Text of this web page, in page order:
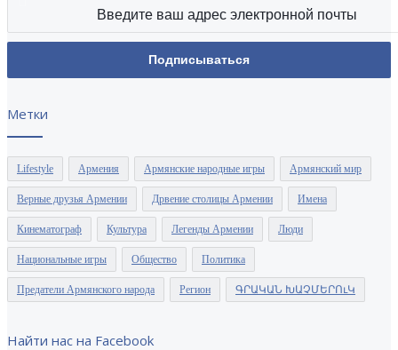
Метки
Lifestyle Армения Армянские народные игры Армянский мир
Верные друзья Армении Дрвение столицы Армении Имена
Кинематограф Культура Легенды Армении Люди
Национальные игры Общество Политика
Предатели Армянского народа Регион ԳՐԱԿԱՆ ԽԱՉՄԵՐՈւԿ
Найти нас на Facebook